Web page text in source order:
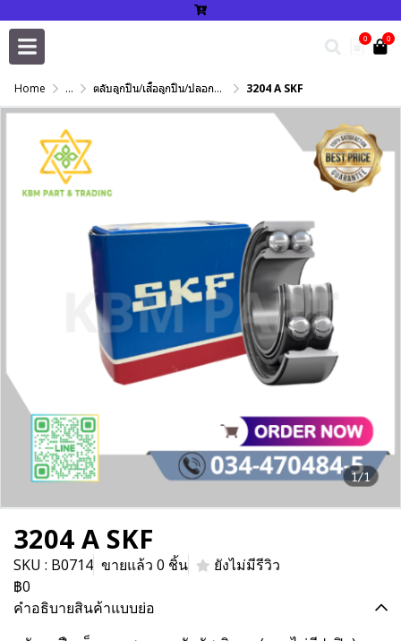
0 0
Home ... ตลับลูกปืน/เสื้อลูกปืน/ปลอกปรับเพลา/แหวนกำหนด/เพลาฮาร์ดโครม 3204 A SKF
1/1
3204 A SKF
SKU : B0714 ขายแล้ว 0 ชิ้น
ยังไม่มีรีวิว
฿0
คำอธิบายสินค้าแบบย่อ